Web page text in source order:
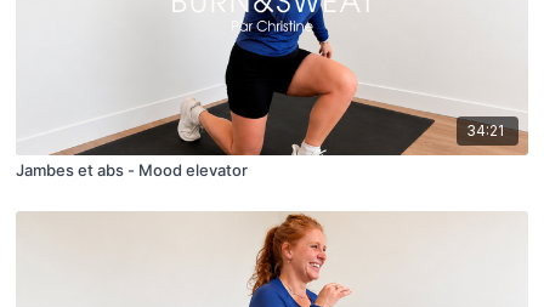
34:21
Jambes et abs - Mood elevator